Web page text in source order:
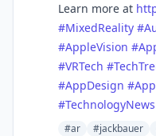
Learn more at
#MixedReality #
#AppleVision #
#VRTech #
#AppDesign #
#TechnologyNews
#ar #jackbauer